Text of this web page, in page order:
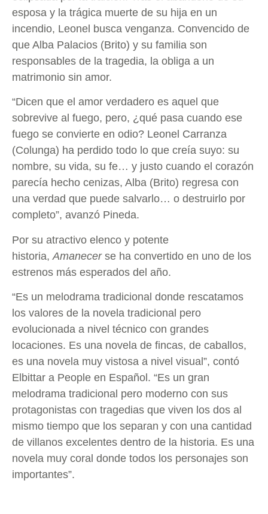
esposa y la trágica muerte de su hija en un
incendio, Leonel busca venganza. Convencido de
que Alba Palacios (Brito) y su familia son
responsables de la tragedia, la obliga a un
matrimonio sin amor.
“Dicen que el amor verdadero es aquel que
sobrevive al fuego, pero, ¿qué pasa cuando ese
fuego se convierte en odio? Leonel Carranza
(Colunga) ha perdido todo lo que creía suyo: su
nombre, su vida, su fe… y justo cuando el corazón
parecía hecho cenizas, Alba (Brito) regresa con
una verdad que puede salvarlo… o destruirlo por
completo”, avanzó Pineda.
Por su atractivo elenco y potente
historia, Amanecerse ha convertido en uno de los
estrenos más esperados del año.
“Es un melodrama tradicional donde rescatamos
los valores de la novela tradicional pero
evolucionada a nivel técnico con grandes
locaciones. Es una novela de fincas, de caballos,
es una novela muy vistosa a nivel visual”, contó
Elbittar a People en Español. “Es un gran
melodrama tradicional pero moderno con sus
protagonistas con tragedias que viven los dos al
mismo tiempo que los separan y con una cantidad
de villanos excelentes dentro de la historia. Es una
novela muy coral donde todos los personajes son
importantes”.